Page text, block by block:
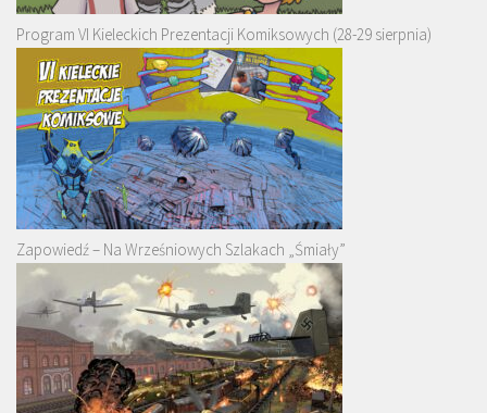
Program VI Kieleckich Prezentacji Komiksowych (28-29 sierpnia)
Zapowiedź – Na Wrześniowych Szlakach „Śmiały”